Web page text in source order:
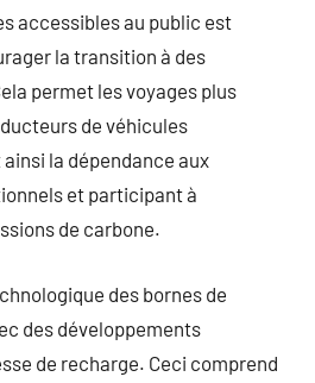
accessibles au public est
la transition à des
permet les voyages plus
de véhicules
la dépendance aux
et participant à
de carbone.
des bornes de
des développements
de recharge. Ceci comprend